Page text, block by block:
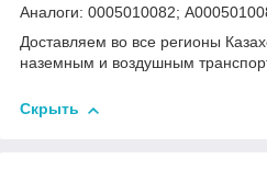
Аналоги: 0005010082;
Доставляем во все регионы
наземным и воздушным
Скрыть